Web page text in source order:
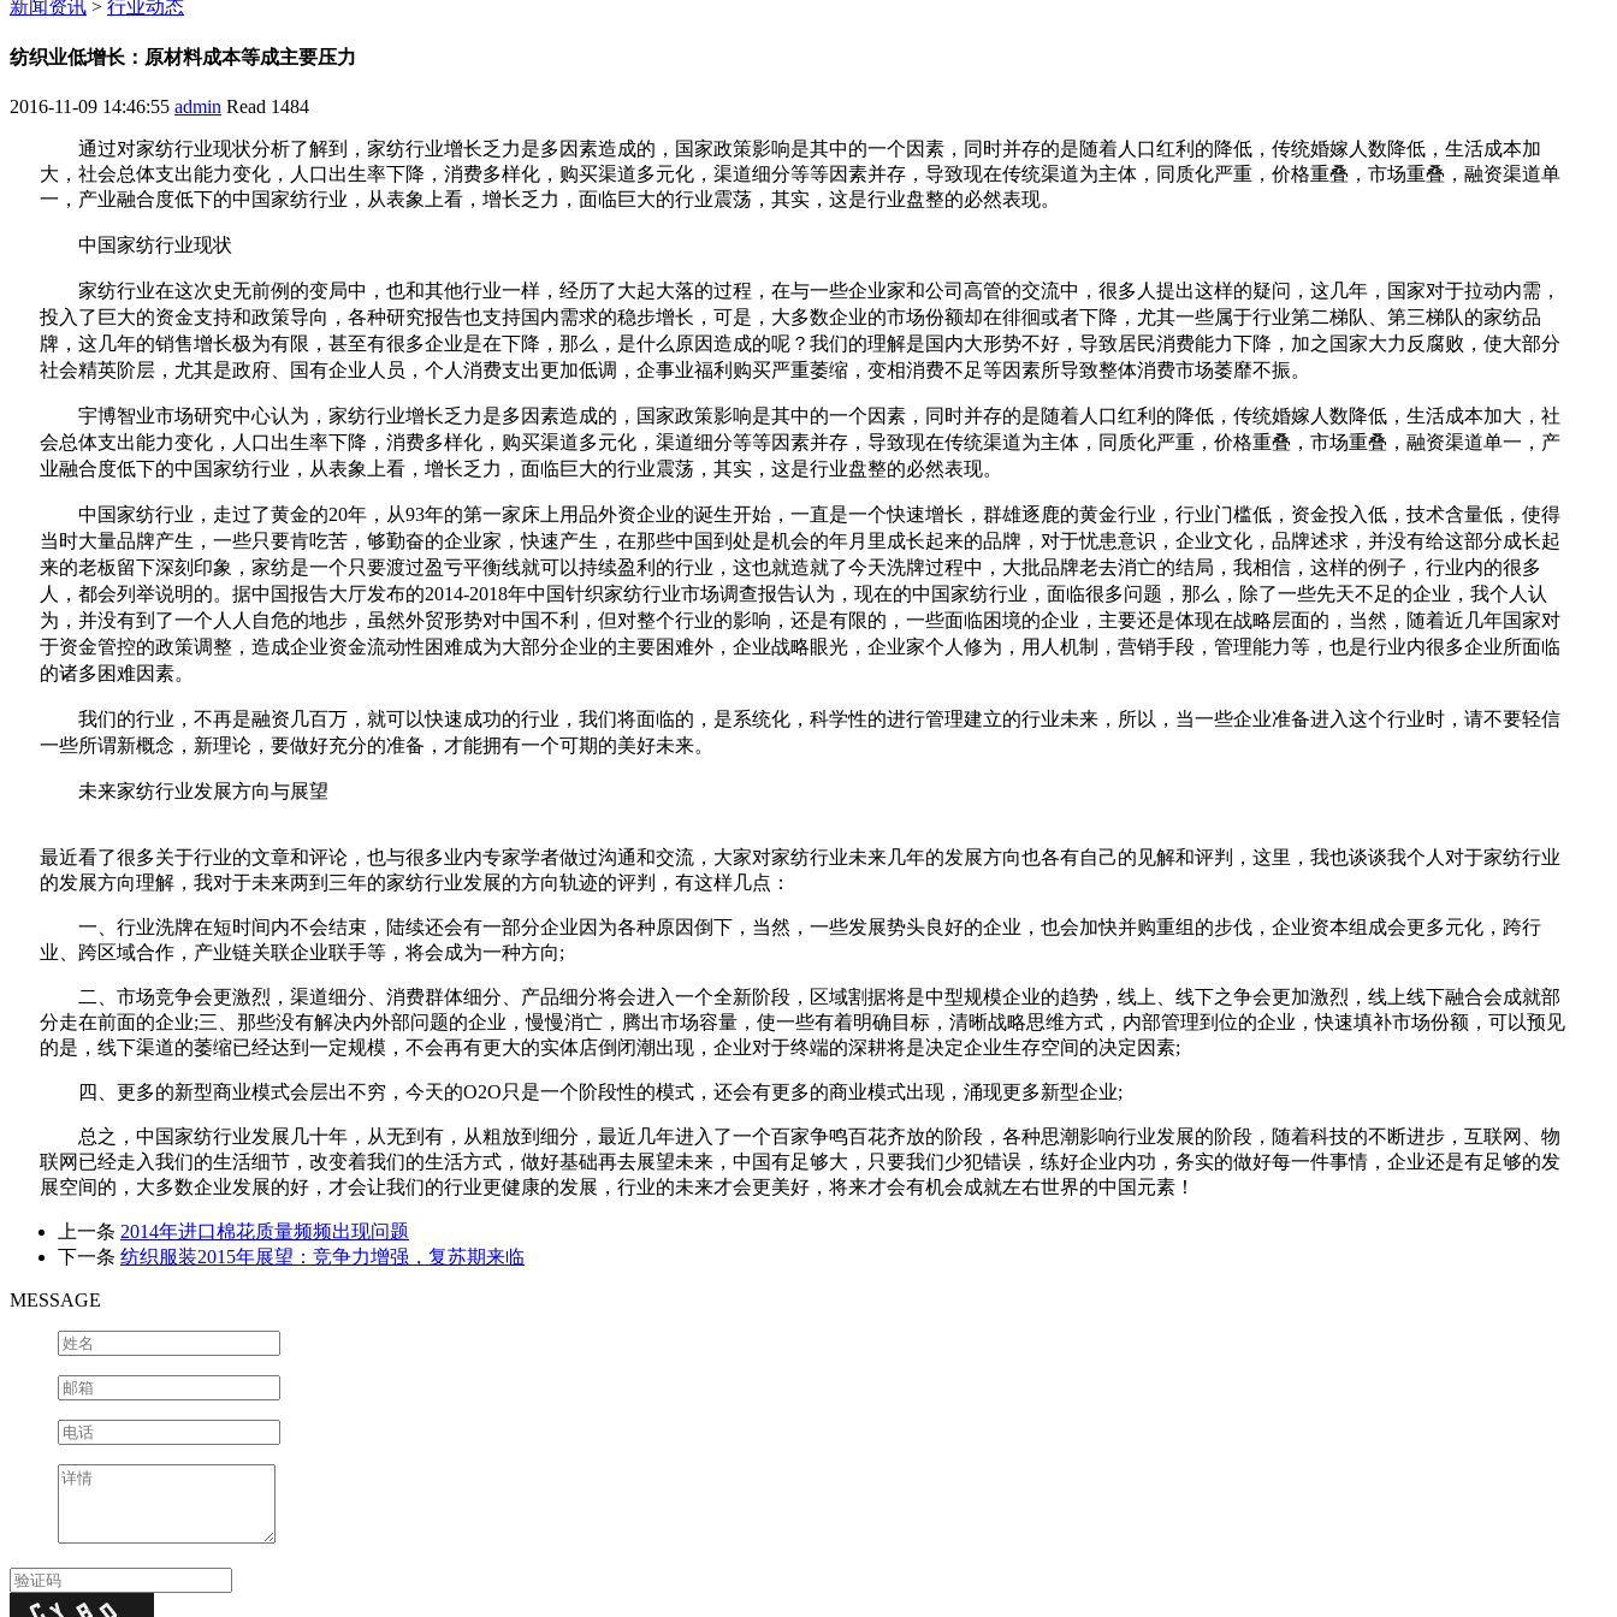
新闻资讯 > 行业动态
纺织业低增长：原材料成本等成主要压力
2016-11-09 14:46:55 admin Read 1484
通过对家纺行业现状分析了解到，家纺行业增长乏力是多因素造成的，国家政策影响是其中的一个因素，同时并存的是随着人口红利的降低，传统婚嫁人数降低，生活成本加
大，社会总体支出能力变化，人口出生率下降，消费多样化，购买渠道多元化，渠道细分等等因素并存，导致现在传统渠道为主体，同质化严重，价格重叠，市场重叠，融资渠道单
一，产业融合度低下的中国家纺行业，从表象上看，增长乏力，面临巨大的行业震荡，其实，这是行业盘整的必然表现。
中国家纺行业现状
家纺行业在这次史无前例的变局中，也和其他行业一样，经历了大起大落的过程，在与一些企业家和公司高管的交流中，很多人提出这样的疑问，这几年，国家对于拉动内需，
投入了巨大的资金支持和政策导向，各种研究报告也支持国内需求的稳步增长，可是，大多数企业的市场份额却在徘徊或者下降，尤其一些属于行业第二梯队、第三梯队的家纺品
牌，这几年的销售增长极为有限，甚至有很多企业是在下降，那么，是什么原因造成的呢？我们的理解是国内大形势不好，导致居民消费能力下降，加之国家大力反腐败，使大部分
社会精英阶层，尤其是政府、国有企业人员，个人消费支出更加低调，企事业福利购买严重萎缩，变相消费不足等因素所导致整体消费市场萎靡不振。
宇博智业市场研究中心认为，家纺行业增长乏力是多因素造成的，国家政策影响是其中的一个因素，同时并存的是随着人口红利的降低，传统婚嫁人数降低，生活成本加大，社
会总体支出能力变化，人口出生率下降，消费多样化，购买渠道多元化，渠道细分等等因素并存，导致现在传统渠道为主体，同质化严重，价格重叠，市场重叠，融资渠道单一，产
业融合度低下的中国家纺行业，从表象上看，增长乏力，面临巨大的行业震荡，其实，这是行业盘整的必然表现。
中国家纺行业，走过了黄金的20年，从93年的第一家床上用品外资企业的诞生开始，一直是一个快速增长，群雄逐鹿的黄金行业，行业门槛低，资金投入低，技术含量低，使得
当时大量品牌产生，一些只要肯吃苦，够勤奋的企业家，快速产生，在那些中国到处是机会的年月里成长起来的品牌，对于忧患意识，企业文化，品牌述求，并没有给这部分成长起
来的老板留下深刻印象，家纺是一个只要渡过盈亏平衡线就可以持续盈利的行业，这也就造就了今天洗牌过程中，大批品牌老去消亡的结局，我相信，这样的例子，行业内的很多
人，都会列举说明的。据中国报告大厅发布的2014-2018年中国针织家纺行业市场调查报告认为，现在的中国家纺行业，面临很多问题，那么，除了一些先天不足的企业，我个人认
为，并没有到了一个人人自危的地步，虽然外贸形势对中国不利，但对整个行业的影响，还是有限的，一些面临困境的企业，主要还是体现在战略层面的，当然，随着近几年国家对
于资金管控的政策调整，造成企业资金流动性困难成为大部分企业的主要困难外，企业战略眼光，企业家个人修为，用人机制，营销手段，管理能力等，也是行业内很多企业所面临
的诸多困难因素。
我们的行业，不再是融资几百万，就可以快速成功的行业，我们将面临的，是系统化，科学性的进行管理建立的行业未来，所以，当一些企业准备进入这个行业时，请不要轻信
一些所谓新概念，新理论，要做好充分的准备，才能拥有一个可期的美好未来。
未来家纺行业发展方向与展望
最近看了很多关于行业的文章和评论，也与很多业内专家学者做过沟通和交流，大家对家纺行业未来几年的发展方向也各有自己的见解和评判，这里，我也谈谈我个人对于家纺行业
的发展方向理解，我对于未来两到三年的家纺行业发展的方向轨迹的评判，有这样几点：
一、行业洗牌在短时间内不会结束，陆续还会有一部分企业因为各种原因倒下，当然，一些发展势头良好的企业，也会加快并购重组的步伐，企业资本组成会更多元化，跨行
业、跨区域合作，产业链关联企业联手等，将会成为一种方向;
二、市场竞争会更激烈，渠道细分、消费群体细分、产品细分将会进入一个全新阶段，区域割据将是中型规模企业的趋势，线上、线下之争会更加激烈，线上线下融合会成就部
分走在前面的企业;三、那些没有解决内外部问题的企业，慢慢消亡，腾出市场容量，使一些有着明确目标，清晰战略思维方式，内部管理到位的企业，快速填补市场份额，可以预见
的是，线下渠道的萎缩已经达到一定规模，不会再有更大的实体店倒闭潮出现，企业对于终端的深耕将是决定企业生存空间的决定因素;
四、更多的新型商业模式会层出不穷，今天的O2O只是一个阶段性的模式，还会有更多的商业模式出现，涌现更多新型企业;
总之，中国家纺行业发展几十年，从无到有，从粗放到细分，最近几年进入了一个百家争鸣百花齐放的阶段，各种思潮影响行业发展的阶段，随着科技的不断进步，互联网、物
联网已经走入我们的生活细节，改变着我们的生活方式，做好基础再去展望未来，中国有足够大，只要我们少犯错误，练好企业内功，务实的做好每一件事情，企业还是有足够的发
展空间的，大多数企业发展的好，才会让我们的行业更健康的发展，行业的未来才会更美好，将来才会有机会成就左右世界的中国元素！
上一条 2014年进口棉花质量频频出现问题
下一条 纺织服装2015年展望：竞争力增强，复苏期来临
MESSAGE